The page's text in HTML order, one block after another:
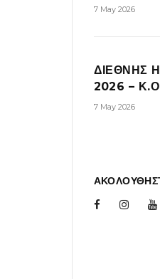
7 May 2026
ΔΙΕΘΝΗΣ
2026 –
7 May 2026